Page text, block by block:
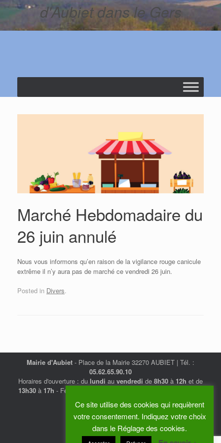
d'Aubiet dans le Gers
Marché Hebdomadaire du
26 juin annulé
Nous vous informons qu’en raison de la vigilance rouge canicule
extrême il n’y aura pas de marché ce vendredi 26 juin.
Posted in Divers.
Mairie d'Aubiet - Place de la Mairie 32270 AUBIET | Tél. :
05.62.65.90.10
Horaires d'ouverture : du lundi au vendredi de 8h30 à 12h et de
13h30 à 17h - Fermé au public les mardis après-midi et vendredi
matin.
Politique de confidentialité
Ce site utilise des cookies qui requièrent
votre consentement. Indiquez votre choix
dans le Réglage des cookies.